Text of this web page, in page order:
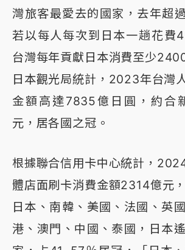
灣旅客最愛去的國家，去年超
若以每人每次到日本一趟花費4
台灣每年貢獻日本消費至少
日本觀光局統計，2023年台灣
金額高達7835億日圓，約合
元，居各國之冠。
根據聯合信用卡中心統計，
體店面刷卡消費金額2314億元
日本、南韓、美國、法國、英
港、澳門、中國、泰國，日本